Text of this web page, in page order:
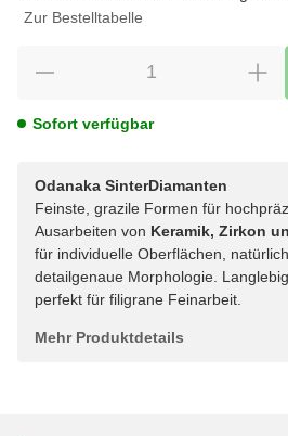
Zur Bestelltabelle
Sofort verfügbar
Odanaka SinterDiamanten
Feinste, grazile Formen für
Ausarbeiten von Keramik, Zirkon
für individuelle Oberflächen,
detailgenaue Morphologie.
perfekt für filigrane Feinarbeit.
Mehr Produktdetails